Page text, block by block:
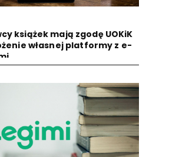
książek mają zgodę UOKiK
własnej platformy z e-